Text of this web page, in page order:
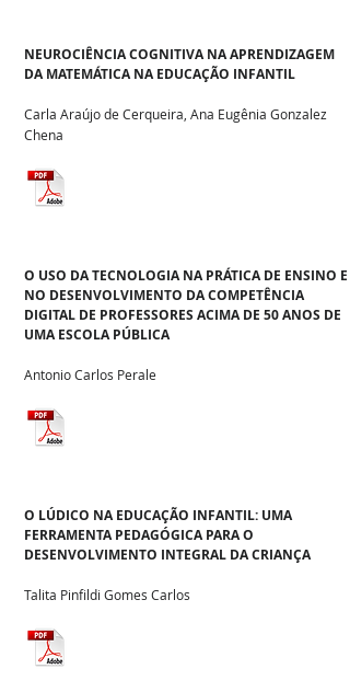
Carla Araújo de Cerqueira, Ana Eugênia Gonzalez
Chena
NEUROCIÊNCIA COGNITIVA NA APRENDIZAGEM
DA MATEMÁTICA NA EDUCAÇÃO INFANTIL
Antonio Carlos Perale
O USO DA TECNOLOGIA NA PRÁTICA DE ENSINO E
NO DESENVOLVIMENTO DA COMPETÊNCIA
DIGITAL DE PROFESSORES ACIMA DE 50 ANOS DE
UMA ESCOLA PÚBLICA
Talita Pinfildi Gomes Carlos
O LÚDICO NA EDUCAÇÃO INFANTIL: UMA
FERRAMENTA PEDAGÓGICA PARA O
DESENVOLVIMENTO INTEGRAL DA CRIANÇA